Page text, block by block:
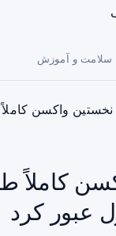
سلامت و آموزش
کاملاً